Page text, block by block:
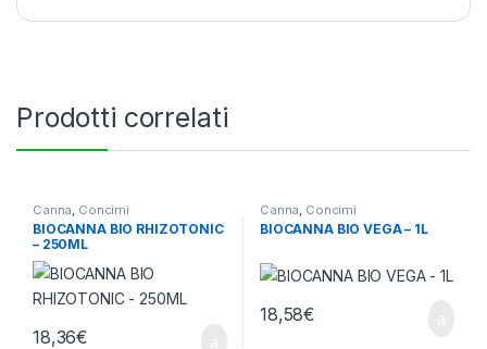
Prodotti correlati
Canna Concimi
BIOCANNA BIO RHIZOTONIC
– 250ML
18,36€
Canna Concimi
BIOCANNA BIO VEGA – 1L
18,58€